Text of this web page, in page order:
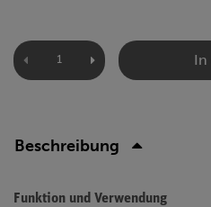
In
Beschreibung
Funktion und Verwendung